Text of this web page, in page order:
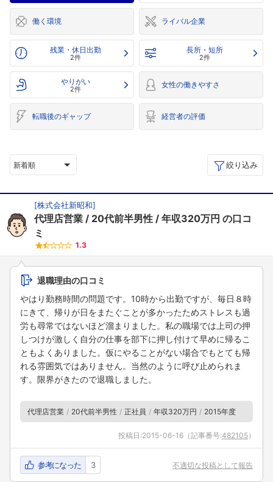
働く環境 ライバル企業
残業・休日出勤
2件
長所・短所
2件
やりがい
2件 女性の働きやすさ
転職後のギャップ 経営者の評価
新着順 絞り込み
[株式会社新昭和]
代理店営業 20代前半男性 年収320万円 の口コ
ミ
1.3
退職理由の口コミ
やはり勤務時間の問題です。10時から出勤ですが、毎日８時
にきて、帰りが日をまたぐことが多かったためストレスも過
労も尋常ではないほど溜まりました。私の職場では上司の押
しつけが激しく自分の仕事を部下に押し付けて早めに帰るこ
ともよくありました。仮にやることがない場合でもとても帰
れる雰囲気ではありません。当然のように呼び止められま
す。限界がきたので退職しました。
代理店営業 20代前半男性 正社員 年収320万円 2015年度
投稿日:2015-06-16 （記事番号:482105）
参考になった 3 不適切な投稿として報告